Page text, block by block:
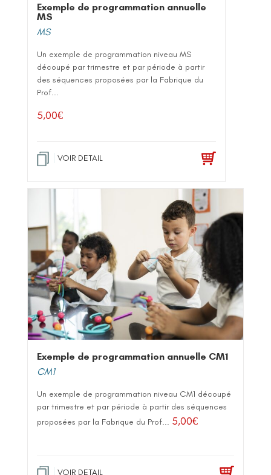
Exemple de programmation annuelle
MS
MS
Un exemple de programmation niveau MS
découpé par trimestre et par période à partir
des séquences proposées par la Fabrique du
Prof...
5,00€
VOIR DETAIL
Exemple de programmation annuelle CM1
CM1
Un exemple de programmation niveau CM1 découpé
par trimestre et par période à partir des séquences
proposées par la Fabrique du Prof... 5,00€
VOIR DETAIL